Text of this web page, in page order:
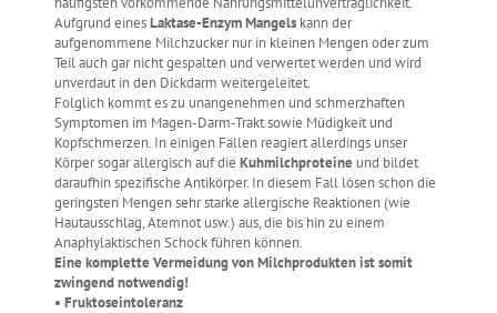
Aufgrund einesLaktase-Enzym Mangelskann der
aufgenommene Milchzucker nur in kleinen Mengen oder zum
Teil auch gar nicht gespalten und verwertet werden und wird
unverdaut in den Dickdarm weitergeleitet.
Folglich kommt es zu unangenehmen und schmerzhaften
Symptomen im Magen-Darm-Trakt sowie Müdigkeit und
Kopfschmerzen. In einigen Fällen reagiert allerdings unser
Körper sogar allergisch auf die Kuhmilchproteine und bildet
daraufhin spezifische Antikörper. In diesem Fall lösen schon die
geringsten Mengen sehr starke allergische Reaktionen (wie
Hautausschlag, Atemnot usw.) aus, die bis hin zu einem
Anaphylaktischen Schock führen können.
Eine komplette Vermeidung von Milchprodukten ist somit
zwingend notwendig!
• Fruktoseintoleranz